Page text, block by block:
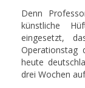
Denn
künstliche
eingesetzt,
Operationstag
heute
drei Wochen